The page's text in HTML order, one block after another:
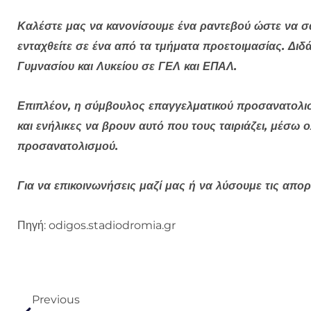
Καλέστε μας να κανονίσουμε ένα ραντεβού ώστε
ενταχθείτε σε ένα από τα τμήματα προετοιμασίας.
Γυμνασίου και Λυκείου σε ΓΕΛ και ΕΠΑΛ.
Επιπλέον, η σύμβουλος επαγγελματικού
και ενήλικες να βρουν αυτό που τους ταιριάζει,
προσανατολισμού.
Για να επικοινωνήσεις μαζί μας ή να λύσουμε τις
Πηγή: odigos.stadiodromia.gr
Previous